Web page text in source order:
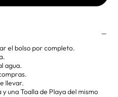
el bolso por completo.
agua.
llevar.
una Toalla de Playa del mismo